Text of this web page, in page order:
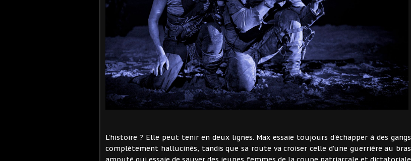
L'histoire ? Elle peut tenir en deux lignes. Max essaie toujours d'échapper à des gangs
complètement hallucinés, tandis que sa route va croiser celle d'une guerrière au bras